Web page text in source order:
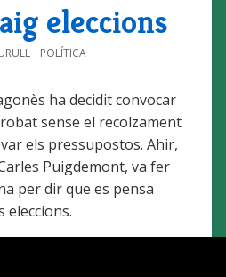
eleccions
POLÍTICA
ha decidit convocar
sense el recolzament
els pressupostos. Ahir,
Puigdemont, va fer
per dir que es pensa
eleccions.